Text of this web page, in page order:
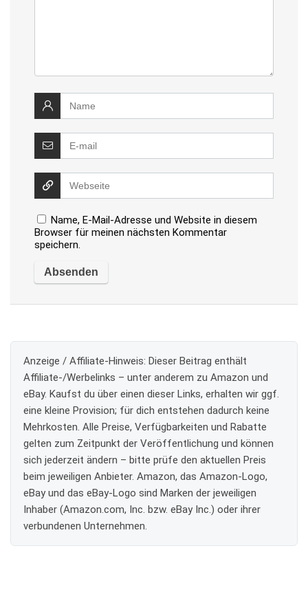
Name, E-Mail-Adresse und Website in diesem
Browser für meinen nächsten Kommentar
speichern.
Anzeige / Affiliate-Hinweis: Dieser Beitrag enthält
Affiliate-/Werbelinks – unter anderem zu Amazon und
eBay. Kaufst du über einen dieser Links, erhalten wir ggf.
eine kleine Provision; für dich entstehen dadurch keine
Mehrkosten. Alle Preise, Verfügbarkeiten und Rabatte
gelten zum Zeitpunkt der Veröffentlichung und können
sich jederzeit ändern – bitte prüfe den aktuellen Preis
beim jeweiligen Anbieter. Amazon, das Amazon-Logo,
eBay und das eBay-Logo sind Marken der jeweiligen
Inhaber (Amazon.com, Inc. bzw. eBay Inc.) oder ihrer
verbundenen Unternehmen.